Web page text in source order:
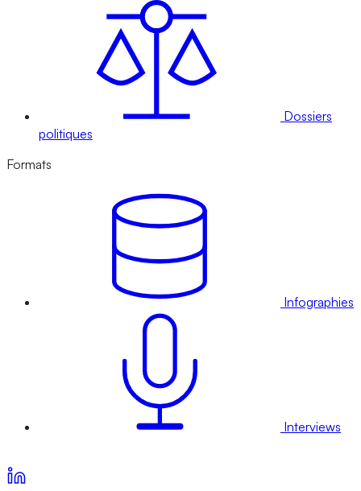
Dossiers
politiques
Formats
Infographies
Interviews